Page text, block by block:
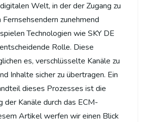
Welt, in der der Zugang zu
zunehmend
Technologien wie SKY DE
Rolle. Diese
es, verschlüsselte Kanäle zu
Inhalte sicher zu übertragen. Ein
dieses Prozesses ist die
der Kanäle durch das ECM-
Artikel werfen wir einen Blick